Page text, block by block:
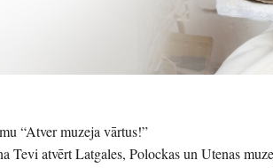
“Atver muzeja vārtus!”
Tevi atvērt Latgales, Polockas un Utenas